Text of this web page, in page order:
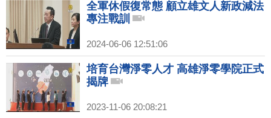
全軍休假復常態 顧立雄文人新政減法
專注戰訓
2024-06-06 12:51:06
培育台灣淨零人才 高雄淨零學院正式
揭牌
2023-11-06 20:08:21